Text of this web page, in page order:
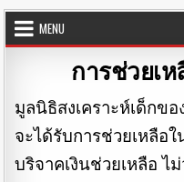
Skip to content
MENU
การช่วยเ
มูลนิธิสงเคราะห์เด็กข
จะได้รับการช่วยเหลือ
บริจาคเงินช่วยเหลือ ไ